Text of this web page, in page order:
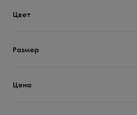
Цвет
Размер
Цена